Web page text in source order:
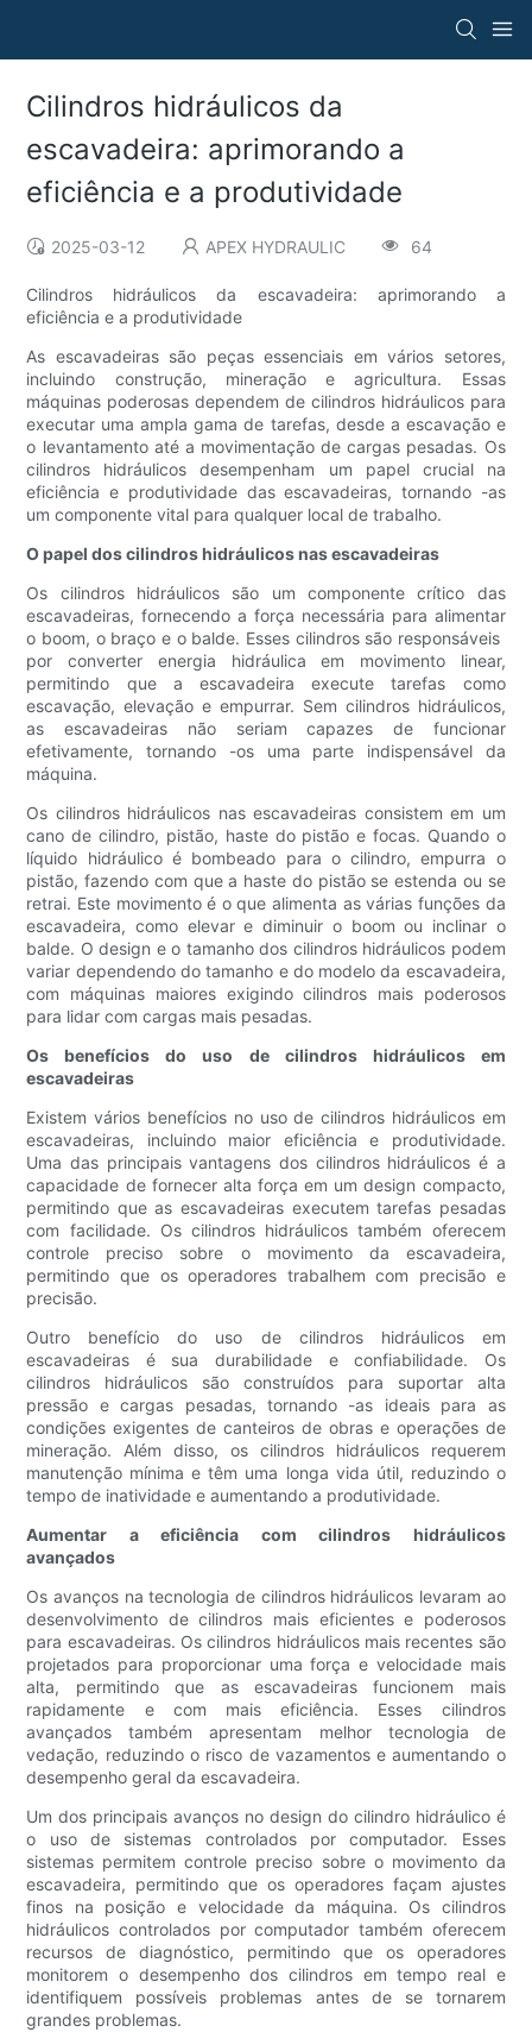
Cilindros hidráulicos da
escavadeira: aprimorando a
eficiência e a produtividade
2025-03-12 APEX HYDRAULIC 64
Cilindros hidráulicos da escavadeira: aprimorando a
eficiência e a produtividade
As escavadeiras são peças essenciais em vários setores,
incluindo construção, mineração e agricultura. Essas
máquinas poderosas dependem de cilindros hidráulicos para
executar uma ampla gama de tarefas, desde a escavação e
o levantamento até a movimentação de cargas pesadas. Os
cilindros hidráulicos desempenham um papel crucial na
eficiência e produtividade das escavadeiras, tornando -as
um componente vital para qualquer local de trabalho.
O papel dos cilindros hidráulicos nas escavadeiras
Os cilindros hidráulicos são um componente crítico das
escavadeiras, fornecendo a força necessária para alimentar
o boom, o braço e o balde. Esses cilindros são responsáveis ​​
por converter energia hidráulica em movimento linear,
permitindo que a escavadeira execute tarefas como
escavação, elevação e empurrar. Sem cilindros hidráulicos,
as escavadeiras não seriam capazes de funcionar
efetivamente, tornando -os uma parte indispensável da
máquina.
Os cilindros hidráulicos nas escavadeiras consistem em um
cano de cilindro, pistão, haste do pistão e focas. Quando o
líquido hidráulico é bombeado para o cilindro, empurra o
pistão, fazendo com que a haste do pistão se estenda ou se
retrai. Este movimento é o que alimenta as várias funções da
escavadeira, como elevar e diminuir o boom ou inclinar o
balde. O design e o tamanho dos cilindros hidráulicos podem
variar dependendo do tamanho e do modelo da escavadeira,
com máquinas maiores exigindo cilindros mais poderosos
para lidar com cargas mais pesadas.
Os benefícios do uso de cilindros hidráulicos em
escavadeiras
Existem vários benefícios no uso de cilindros hidráulicos em
escavadeiras, incluindo maior eficiência e produtividade.
Uma das principais vantagens dos cilindros hidráulicos é a
capacidade de fornecer alta força em um design compacto,
permitindo que as escavadeiras executem tarefas pesadas
com facilidade. Os cilindros hidráulicos também oferecem
controle preciso sobre o movimento da escavadeira,
permitindo que os operadores trabalhem com precisão e
precisão.
Outro benefício do uso de cilindros hidráulicos em
escavadeiras é sua durabilidade e confiabilidade. Os
cilindros hidráulicos são construídos para suportar alta
pressão e cargas pesadas, tornando -as ideais para as
condições exigentes de canteiros de obras e operações de
mineração. Além disso, os cilindros hidráulicos requerem
manutenção mínima e têm uma longa vida útil, reduzindo o
tempo de inatividade e aumentando a produtividade.
Aumentar a eficiência com cilindros hidráulicos
avançados
Os avanços na tecnologia de cilindros hidráulicos levaram ao
desenvolvimento de cilindros mais eficientes e poderosos
para escavadeiras. Os cilindros hidráulicos mais recentes são
projetados para proporcionar uma força e velocidade mais
alta, permitindo que as escavadeiras funcionem mais
rapidamente e com mais eficiência. Esses cilindros
avançados também apresentam melhor tecnologia de
vedação, reduzindo o risco de vazamentos e aumentando o
desempenho geral da escavadeira.
Um dos principais avanços no design do cilindro hidráulico é
o uso de sistemas controlados por computador. Esses
sistemas permitem controle preciso sobre o movimento da
escavadeira, permitindo que os operadores façam ajustes
finos na posição e velocidade da máquina. Os cilindros
hidráulicos controlados por computador também oferecem
recursos de diagnóstico, permitindo que os operadores
monitorem o desempenho dos cilindros em tempo real e
identifiquem possíveis problemas antes de se tornarem
grandes problemas.